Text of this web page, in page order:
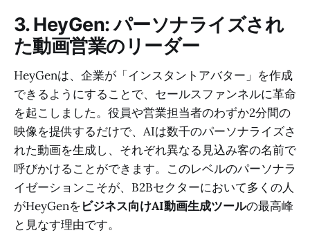
3. HeyGen: パーソナライズされ
た動画営業のリーダー
HeyGenは、企業が「インスタントアバター」を作成
できるようにすることで、セールスファンネルに革命
を起こしました。役員や営業担当者のわずか2分間の
映像を提供するだけで、AIは数千のパーソナライズさ
れた動画を生成し、それぞれ異なる見込み客の名前で
呼びかけることができます。このレベルのパーソナラ
イゼーションこそが、B2Bセクターにおいて多くの人
がHeyGenをビジネス向けAI動画生成ツールの最高峰
と見なす理由です。